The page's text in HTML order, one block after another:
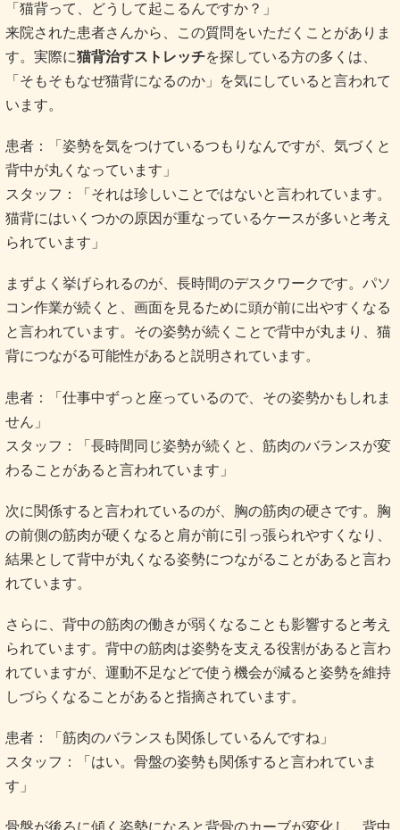
「猫背って、どうして起こるんですか？」
来院された患者さんから、この質問をいただくことがありま
す。実際に猫背治すストレッチを探している方の多くは、
「そもそもなぜ猫背になるのか」を気にしていると言われて
います。
患者：「姿勢を気をつけているつもりなんですが、気づくと
背中が丸くなっています」
スタッフ：「それは珍しいことではないと言われています。
猫背にはいくつかの原因が重なっているケースが多いと考え
られています」
まずよく挙げられるのが、長時間のデスクワークです。パソ
コン作業が続くと、画面を見るために頭が前に出やすくなる
と言われています。その姿勢が続くことで背中が丸まり、猫
背につながる可能性があると説明されています。
患者：「仕事中ずっと座っているので、その姿勢かもしれま
せん」
スタッフ：「長時間同じ姿勢が続くと、筋肉のバランスが変
わることがあると言われています」
次に関係すると言われているのが、胸の筋肉の硬さです。胸
の前側の筋肉が硬くなると肩が前に引っ張られやすくなり、
結果として背中が丸くなる姿勢につながることがあると言わ
れています。
さらに、背中の筋肉の働きが弱くなることも影響すると考え
られています。背中の筋肉は姿勢を支える役割があると言わ
れていますが、運動不足などで使う機会が減ると姿勢を維持
しづらくなることがあると指摘されています。
患者：「筋肉のバランスも関係しているんですね」
スタッフ：「はい。骨盤の姿勢も関係すると言われていま
す」